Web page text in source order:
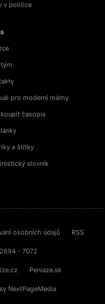
v politice
pro moderní mámy
koupit časopis
a štítky
slovník
osobních údajů RSS
- 7072
Peniaze.sk
NextPageMedia